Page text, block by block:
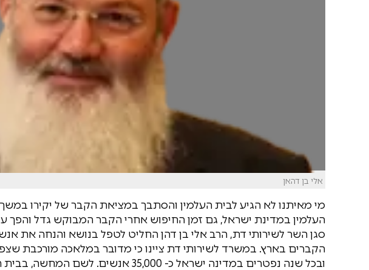
אלי בן דהאן
מי מאיתנו לא הגיע לבית העלמין והסתבך במציאת הקבר של יקירו
העלמין במדינת ישראל, גם זמן החיפוש אחרי הקבר המבוקש גדל והפך
סגן השר לשירותי דת, הרב אלי בן דהן החליט לטפל בנושא והנחה את
הקברים בארץ. במשרד לשירותי דת ציינו כי מדובר במלאכה מורכבת
ובכל שנה נפטרים במדינה ישראל כ- 35,000